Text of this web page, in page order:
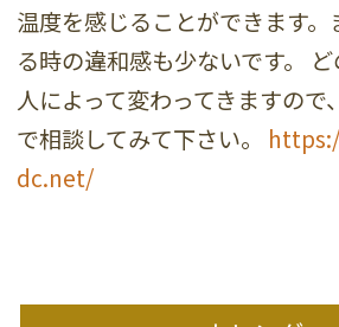
温度を感じることができます
る時の違和感も少ないです。
人によって変わってきますので
で相談してみて下さい。
dc.net/